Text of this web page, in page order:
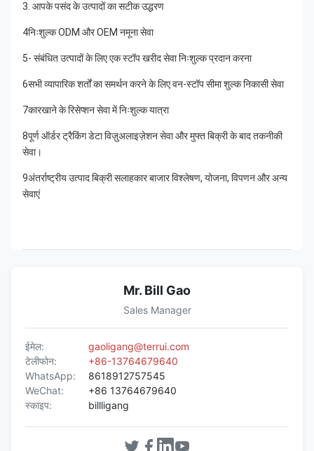
3. आपके पसंद के उत्पादों का सटीक उद्धरण
4निःशुल्क ODM और OEM नमूना सेवा
5- संबंधित उत्पादों के लिए एक स्टॉप खरीद सेवा निःशुल्क प्रदान करना
6सभी व्यापारिक शर्तों का समर्थन करने के लिए वन-स्टॉप सीमा शुल्क निकासी सेवा
7कारखाने के रिसेप्शन सेवा में निःशुल्क यात्रा
8पूर्ण ऑर्डर ट्रैकिंग डेटा विज़ुअलाइज़ेशन सेवा और मुफ्त बिक्री के बाद तकनीकी
सेवा।
9अंतर्राष्ट्रीय उत्पाद बिक्री सलाहकार बाजार विश्लेषण, योजना, विपणन और अन्य
सेवाएं
Mr. Bill Gao
Sales Manager
ईमेल:
gaoligang@terrui.com
टेलीफोन:
+86-13764679640
WhatsApp:
8618912757545
WeChat:
+86 13764679640
स्काइप:
billligang